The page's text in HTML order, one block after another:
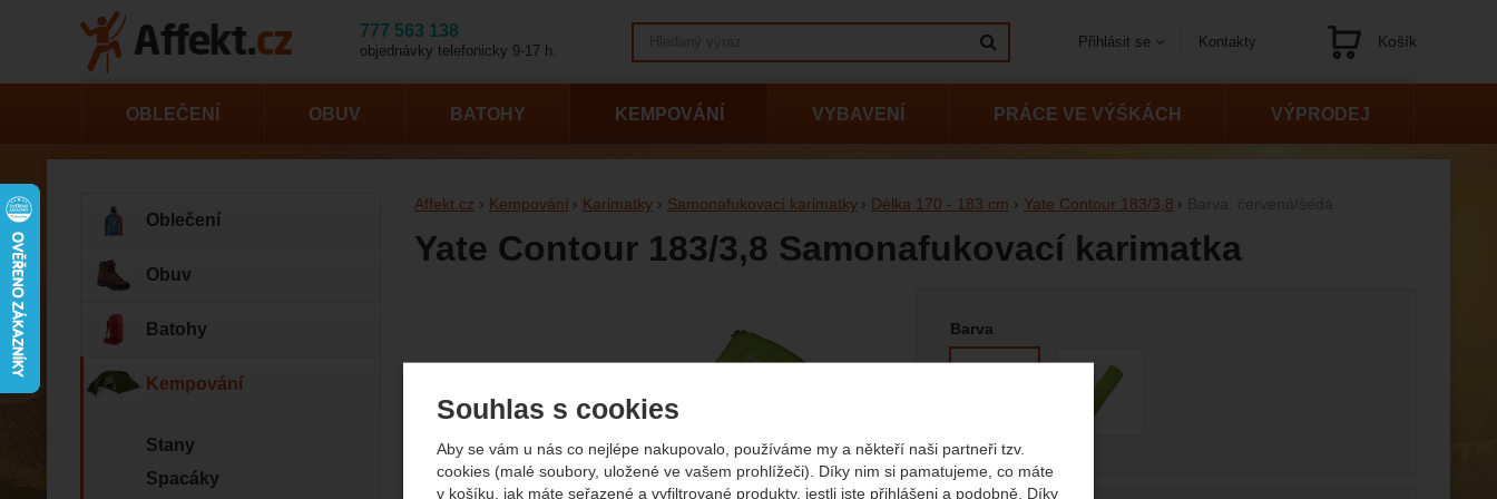
Souhlas s cookies
Aby se vám u nás co nejlépe nakupovalo, používáme my a někteří naši partneři tzv.
cookies (malé soubory, uložené ve vašem prohlížeči). Díky nim si pamatujeme, co máte
v košíku, jak máte seřazené a vyfiltrované produkty, jestli jste přihlášeni a podobně. Díky
Affekt.cz Kempování Karimatky Samonafukovací karimatky Délka 170 - 183 cm Yate Contour 183/3,8
Yate Contour 183/3,8 Samonafukovací karimatka
Barva
OBLEČENÍ OBUV BATOHY KEMPOVÁNÍ VYBAVENÍ PRÁCE VE VÝŠKÁCH VÝPRODEJ
Oblečení
Obuv
Batohy
Kempování
Stany
Spacáky
777 563 138
objednávky telefonicky 9-17 h.
Kontakty
Přihlásit se Košík